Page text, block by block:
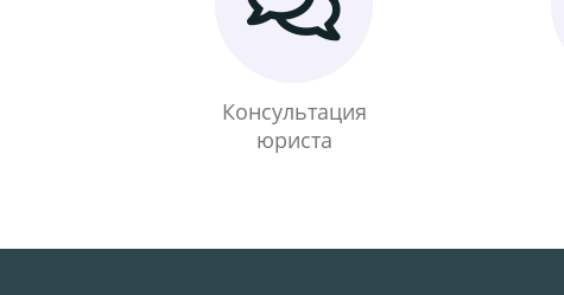
Консультация
юриста